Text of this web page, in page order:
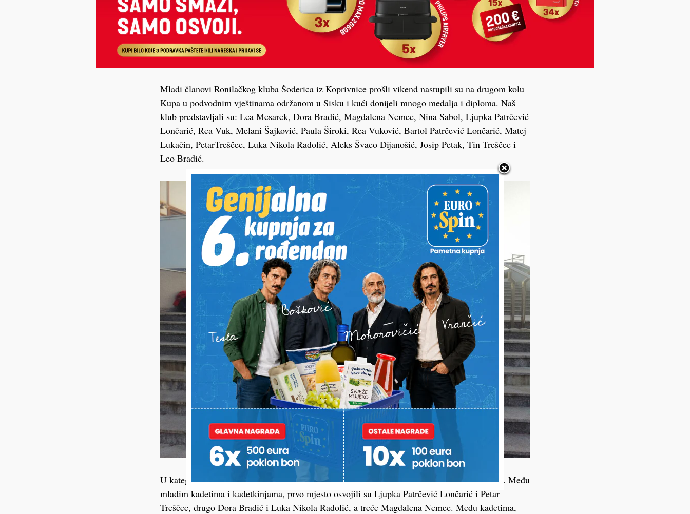
Mladi članovi Ronilačkog kluba Šoderica iz Koprivnice prošli vikend nastupili su na drugom kolu
Kupa u podvodnim vještinama održanom u Sisku i kući donijeli mnogo medalja i diploma. Naš
klub predstavljali su: Lea Mesarek, Dora Bradić, Magdalena Nemec, Nina Sabol, Ljupka Patrčević
Lončarić, Rea Vuk, Melani Šajković, Paula Široki, Rea Vuković, Bartol Patrčević Lončarić, Matej
Lukačin, PetarTreščec, Luka Nikola Radolić, Aleks Švaco Dijanošić, Josip Petak, Tin Treščec i
Leo Bradić.
U kategoriji Djeca, Lea Mesarek osvojila je prvo, a Bartol Patrčević Lončarić drugo mjesto. Među
mlađim kadetima i kadetkinjama, prvo mjesto osvojili su Ljupka Patrčević Lončarić i Petar
Treščec, drugo Dora Bradić i Luka Nikola Radolić, a treće Magdalena Nemec. Među kadetima,